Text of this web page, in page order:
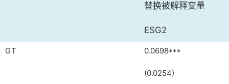
替换被解释变量
ESG2
GT 0.0698***
(0.0254)